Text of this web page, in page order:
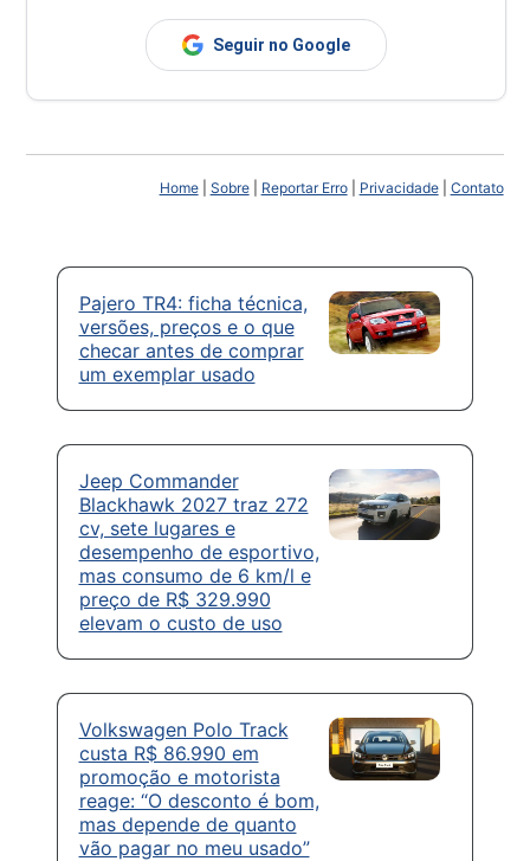
Seguir no Google
Home| Sobre| Reportar Erro| Privacidade| Contato
Pajero TR4: ficha técnica,
versões, preços e o que
checar antes de comprar
um exemplar usado
Jeep Commander
Blackhawk 2027 traz 272
cv, sete lugares e
desempenho de esportivo,
mas consumo de 6 km/l e
preço de R$ 329.990
elevam o custo de uso
Volkswagen Polo Track
custa R$ 86.990 em
promoção e motorista
reage: “O desconto é bom,
mas depende de quanto
vão pagar no meu usado”